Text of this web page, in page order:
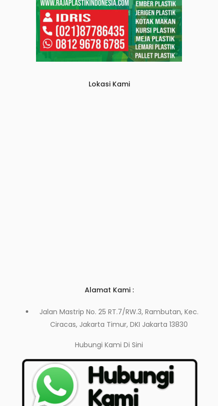
Lokasi Kami
Alamat Kami :
Jalan Mastrip No. 25 RT.7/RW.3, Rambutan, Kec.
Ciracas, Jakarta Timur, DKI Jakarta 13830
Hubungi Kami Di Sini